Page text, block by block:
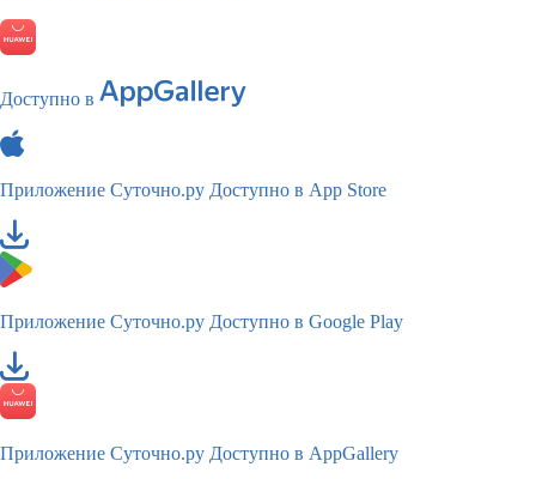
Доступно в
Приложение Суточно.ру Доступно в App Store
Приложение Суточно.ру Доступно в Google Play
Приложение Суточно.ру Доступно в AppGallery